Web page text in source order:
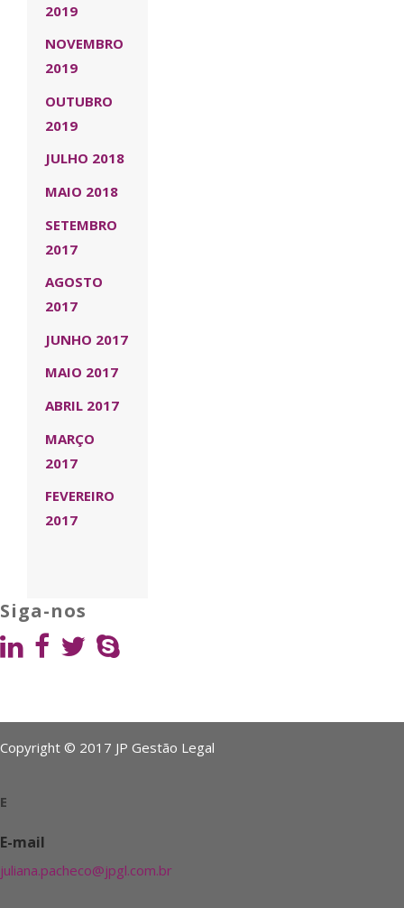
2019
NOVEMBRO
2019
OUTUBRO
2019
JULHO 2018
MAIO 2018
SETEMBRO
2017
AGOSTO
2017
JUNHO 2017
MAIO 2017
ABRIL 2017
MARÇO
2017
FEVEREIRO
2017
Siga-nos
Copyright © 2017 JP Gestão Legal
E
E-mail
juliana.pacheco@jpgl.com.br